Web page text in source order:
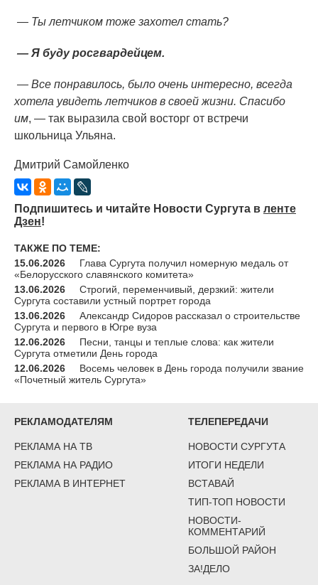
— Ты летчиком тоже захотел стать?
— Я буду росгвардейцем.
— Все понравилось, было очень интересно, всегда
хотела увидеть летчиков в своей жизни. Спасибо
им, — так выразила свой восторг от встречи
школьница Ульяна.
Дмитрий Самойленко
Подпишитесь и читайте Новости Сургута в ленте
Дзен!
ТАКЖЕ ПО ТЕМЕ:
15.06.2026
Глава Сургута получил номерную медаль от
«Белорусского славянского комитета»
13.06.2026
Строгий, переменчивый, дерзкий: жители
Сургута составили устный портрет города
13.06.2026
Александр Сидоров рассказал о строительстве
Сургута и первого в Югре вуза
12.06.2026
Песни, танцы и теплые слова: как жители
Сургута отметили День города
12.06.2026
Восемь человек в День города получили звание
«Почетный житель Сургута»
РЕКЛАМОДАТЕЛЯМ
РЕКЛАМА НА ТВ
РЕКЛАМА НА РАДИО
РЕКЛАМА В ИНТЕРНЕТ
ТЕЛЕПЕРЕДАЧИ
НОВОСТИ СУРГУТА
ИТОГИ НЕДЕЛИ
ВСТАВАЙ
ТИП-ТОП НОВОСТИ
НОВОСТИ-
КОММЕНТАРИЙ
БОЛЬШОЙ РАЙОН
ЗА!ДЕЛО